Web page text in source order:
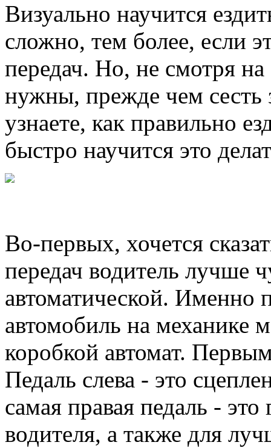
Визуально научится
сложно, тем более, если
передач. Но, не смотря на
нужны, прежде чем сесть
узнаете, как правильно
быстро научится это
Во-первых, хочется
передач водитель лучше
автоматической.
автомобиль на механике
коробкой автомат.
Педаль слева - это
самая правая педаль - это
водителя, а также для